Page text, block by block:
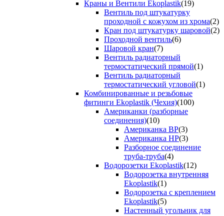
Краны и Вентили Ekoplastik(19)
Вентиль под штукатурку
проходной с кожухом из хрома(2)
Кран под штукатурку шаровой(2)
Проходной вентиль(6)
Шаровой кран(7)
Вентиль радиаторный
термостатический прямой(1)
Вентиль радиаторный
термостатический угловой(1)
Комбинированные и резьбовые
фитинги Ekoplastik (Чехия)(100)
Американки (разборные
соединения)(10)
Американка ВР(3)
Американка НР(3)
Разборное соединение
труба-труба(4)
Водорозетки Ekoplastik(12)
Водорозетка внутренняя
Ekoplastik(1)
Водорозетка с креплением
Ekoplastik(5)
Настенный угольник для